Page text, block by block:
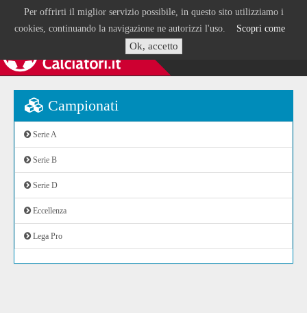
Per offrirti il miglior servizio possibile, in questo sito utilizziamo i
cookies, continuando la navigazione ne autorizzi l'uso. Scopri come
Ok, accetto
Campionati
Serie A
Serie B
Serie D
Eccellenza
Lega Pro